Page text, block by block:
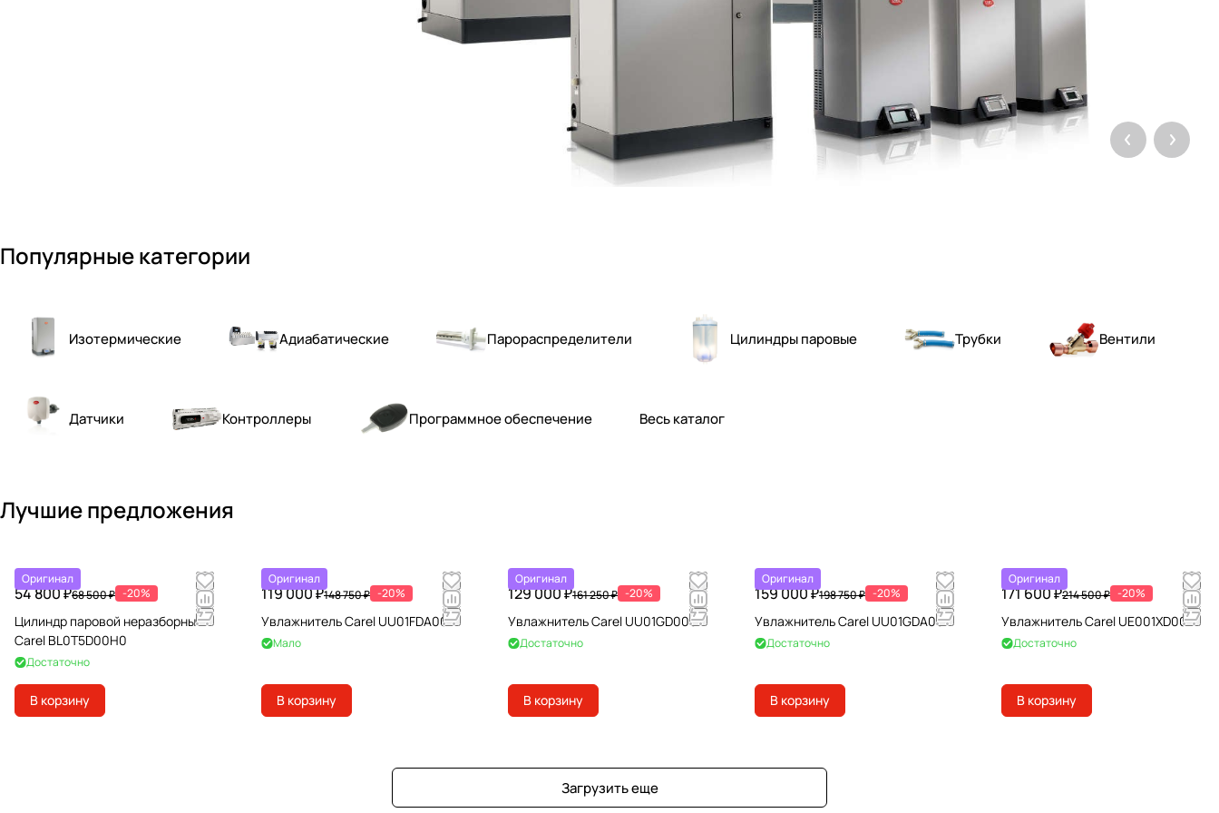
Популярные категории
Изотермические Адиабатические Парораспределители Цилиндры паровые Трубки Вентили
Датчики Контроллеры Программное обеспечение Весь каталог
Лучшие предложения
Оригинал
54 800 ₽68 500 ₽ -20%
Цилиндр паровой неразборный
Carel BL0T5D00H0
Достаточно
В корзину
Оригинал
119 000 ₽148 750 ₽ -20%
Увлажнитель Carel UU01FDA001
Мало
В корзину
Оригинал
129 000 ₽161 250 ₽ -20%
Увлажнитель Carel UU01GD0001
Достаточно
В корзину
Оригинал
159 000 ₽198 750 ₽ -20%
Увлажнитель Carel UU01GDA001
Достаточно
В корзину
Оригинал
171 600 ₽214 500 ₽ -20%
Увлажнитель Carel UE001XD001
Достаточно
В корзину
Загрузить еще